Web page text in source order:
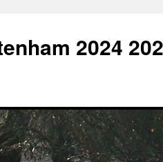
2024